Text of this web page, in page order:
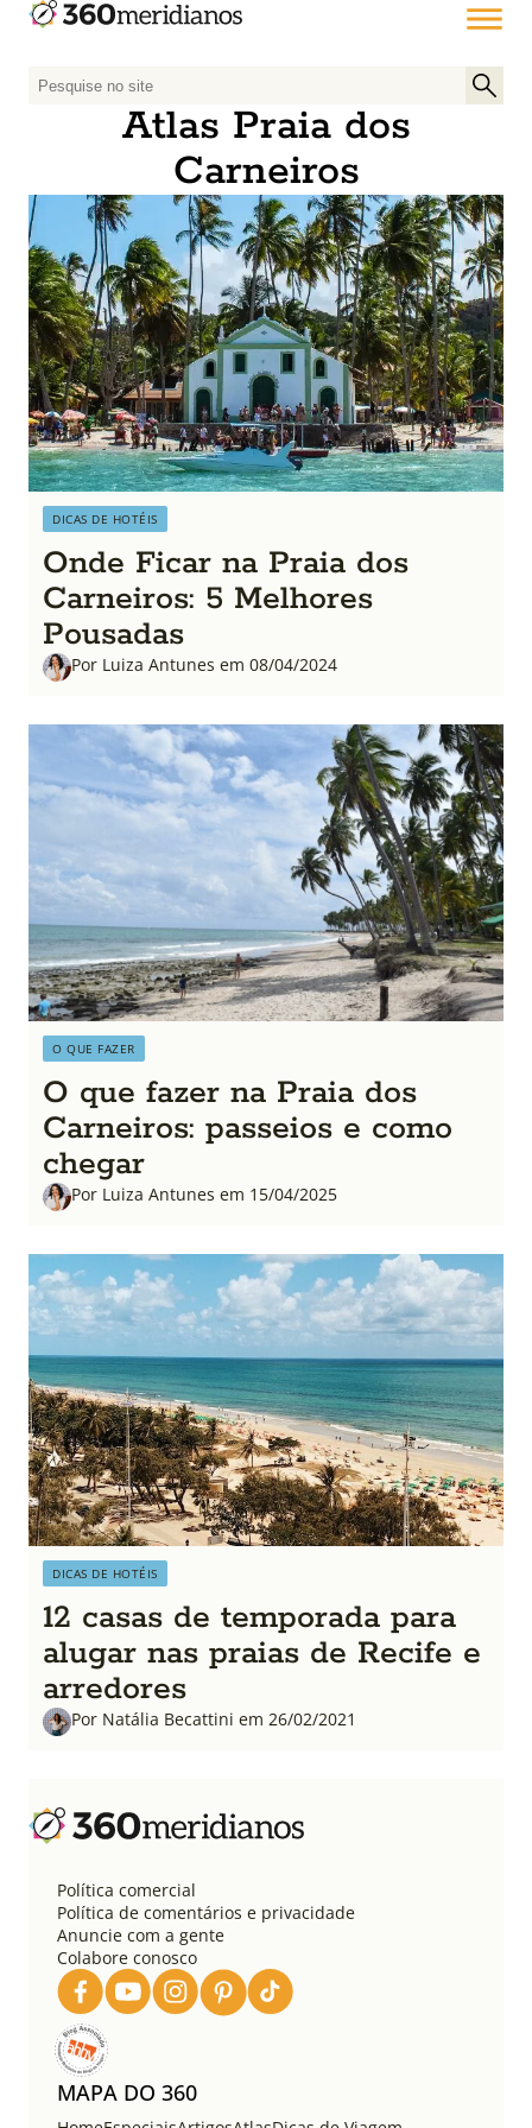
P
u
i
s
a
r
p
o
r
:
Atlas Praia dos
Carneiros
DICAS DE HOTÉIS
Onde Ficar na Praia dos
Carneiros: 5 Melhores
Pousadas
Por Luiza Antunes em 08/04/2024
O QUE FAZER
O que fazer na Praia dos
Carneiros: passeios e como
chegar
Por Luiza Antunes em 15/04/2025
DICAS DE HOTÉIS
12 casas de temporada para
alugar nas praias de Recife e
arredores
Por Natália Becattini em 26/02/2021
Política comercial
Política de comentários e privacidade
Anuncie com a gente
Colabore conosco
MAPA DO 360